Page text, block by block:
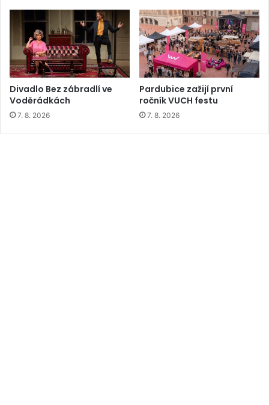
Divadlo Bez zábradlí ve
Voděrádkách
7. 8. 2026
Pardubice zažijí první
ročník VUCH festu
7. 8. 2026